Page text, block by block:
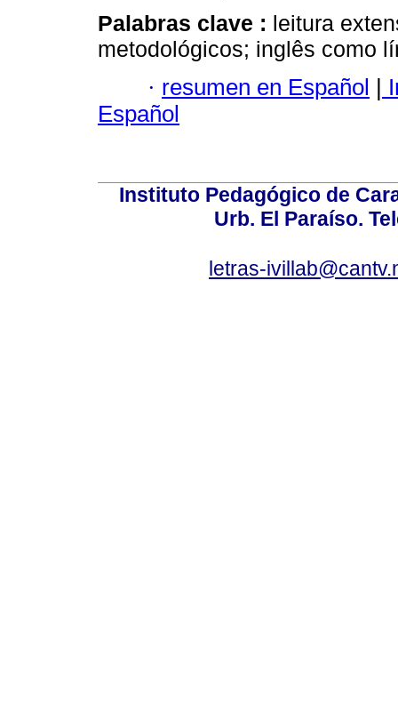
Palabras clave : leitura
metodológicos; inglês como
· resumen en Español |
Español
Instituto Pedagógico de
Urb. El Paraíso.
letras-